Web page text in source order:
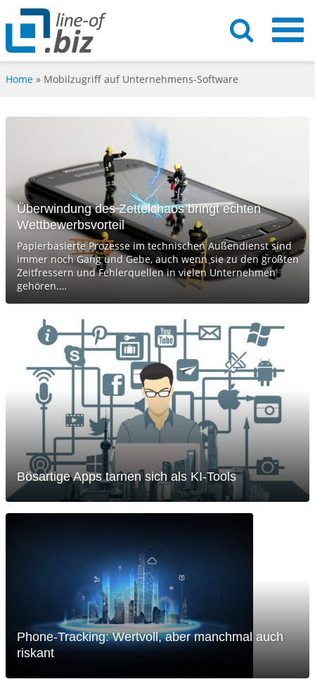
Home » Mobilzugriff auf Unternehmens-Software
Überwindung des Zettelchaos bringt echten
Wettbewerbsvorteil
Papierbasierte Prozesse im technischen Außendienst sind
immer noch Gang und Gebe, auch wenn sie zu den größten
Zeitfressern und Fehlerquellen in vielen Unternehmen
gehören.…
Bösartige Apps tarnen sich als KI-Tools
Phone-Tracking: Wertvoll, aber manchmal auch
riskant